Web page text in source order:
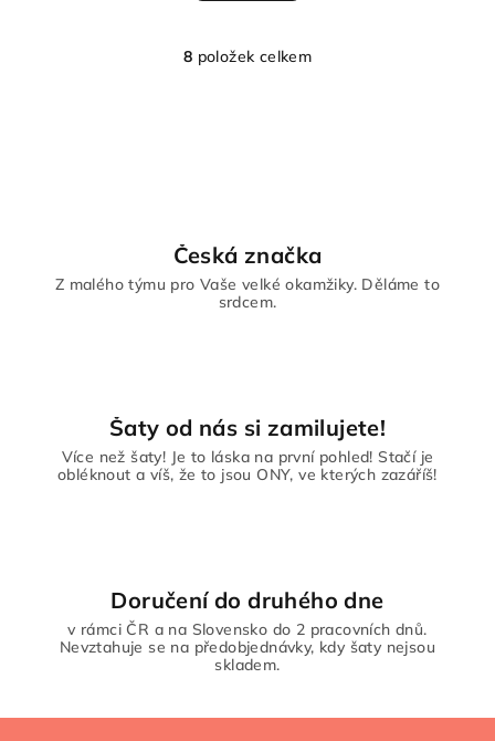
O
í
p
r
ý
p
i
8 položek celkem
Česká značka
Z malého týmu pro Vaše velké okamžiky. Děláme to
srdcem.
Šaty od nás si zamilujete!
Více než šaty! Je to láska na první pohled! Stačí je
obléknout a víš, že to jsou ONY, ve kterých zazáříš!
Doručení do druhého dne
v rámci ČR a na Slovensko do 2 pracovních dnů.
Nevztahuje se na předobjednávky, kdy šaty nejsou
skladem.